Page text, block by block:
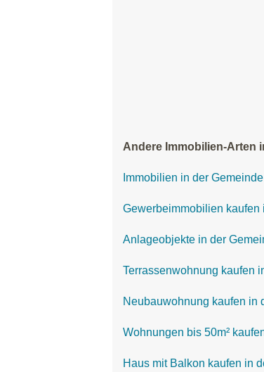
Andere Immobilien-Arten
Immobilien in der
Gewerbeimmobilien kaufen
Anlageobjekte in der
Terrassenwohnung kaufen
Neubauwohnung kaufen in
Wohnungen bis 50m²
Haus mit Balkon kaufen in